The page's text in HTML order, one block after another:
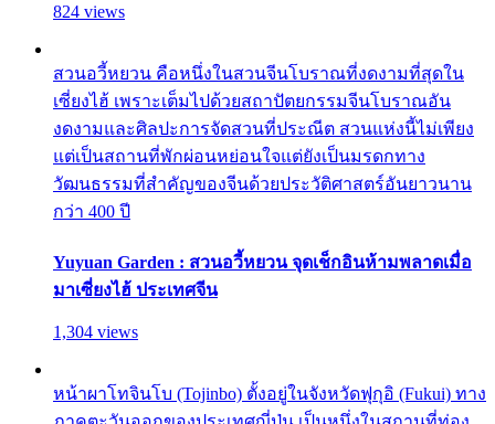
824 views
สวนอวี้หยวน คือหนึ่งในสวนจีนโบราณที่งดงามที่สุดใน
เซี่ยงไฮ้ เพราะเต็มไปด้วยสถาปัตยกรรมจีนโบราณอัน
งดงามและศิลปะการจัดสวนที่ประณีต สวนแห่งนี้ไม่เพียง
แต่เป็นสถานที่พักผ่อนหย่อนใจแต่ยังเป็นมรดกทาง
วัฒนธรรมที่สำคัญของจีนด้วยประวัติศาสตร์อันยาวนาน
กว่า 400 ปี
Yuyuan Garden : สวนอวี้หยวน จุดเช็กอินห้ามพลาดเมื่อ
มาเซี่ยงไฮ้ ประเทศจีน
1,304 views
หน้าผาโทจินโบ (Tojinbo) ตั้งอยู่ในจังหวัดฟุกุอิ (Fukui) ทาง